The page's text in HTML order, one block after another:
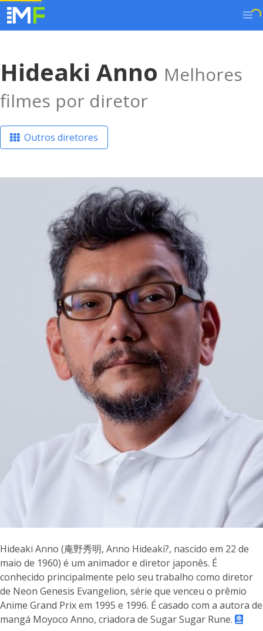
Hideaki Anno Melhores
filmes por diretor
Outros diretores
Hideaki Anno (庵野秀明, Anno Hideaki?, nascido em 22 de
maio de 1960) é um animador e diretor japonês. É
conhecido principalmente pelo seu trabalho como diretor
de Neon Genesis Evangelion, série que venceu o prêmio
Anime Grand Prix em 1995 e 1996. É casado com a autora de
mangá Moyoco Anno, criadora de Sugar Sugar Rune.